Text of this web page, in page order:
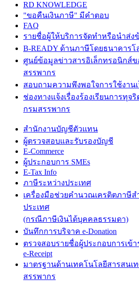
RD KNOWLEDGE
"ขอคืนเงินภาษี" มีคำตอบ
FAQ
รายชื่อผู้ให้บริการจัดทำหรือนำส่ง
B-READY ด้านภาษีโดยธนาคารโ
ศูนย์ข้อมูลข่าวสารอิเล็กทรอนิกส์ข
สรรพากร
สอบถามความพึงพอใจการใช้งาน
ช่องทางแจ้งเรื่องร้องเรียนการทุ
กรมสรรพากร
สำนักงานบัญชีตัวแทน
ผู้ตรวจสอบและรับรองบัญชี
E-Commerce
ผู้ประกอบการ SMEs
E-Tax Info
ภาษีระหว่างประเทศ
เครื่องมือช่วยคำนวณเครดิตภาษีส
ประเทศ
(กรณีภาษีเงินได้บุคคลธรรมดา)
บันทึกการบริจาค e-Donation
ตรวจสอบรายชื่อผู้ประกอบการเข้า
e-Receipt
มาตรฐานด้านเทคโนโลยีสารสนเ
สรรพากร